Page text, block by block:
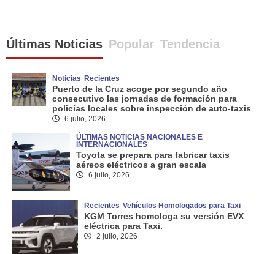
Últimas Noticias Popular Tendencia
Noticias Recientes
Puerto de la Cruz acoge por segundo año
consecutivo las jornadas de formación para
policías locales sobre inspección de auto-taxis
6 julio, 2026
ÚLTIMAS NOTICIAS NACIONALES E
INTERNACIONALES
Toyota se prepara para fabricar taxis
aéreos eléctricos a gran escala
6 julio, 2026
Recientes Vehículos Homologados para Taxi
KGM Torres homologa su versión EVX
eléctrica para Taxi.
2 julio, 2026